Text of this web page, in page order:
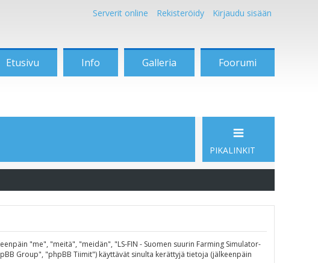
Serverit online Rekisteröidy Kirjaudu sisään
Etusivu Info Galleria Foorumi
PIKALINKIT
"me", "meitä", "meidän", "LS-FIN - Suomen suurin Farming Simulator-
Group", "phpBB Tiimit") käyttävät sinulta kerättyjä tietoja (jälkeenpäin